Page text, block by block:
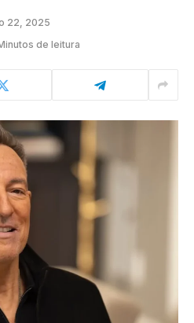
22, 2025
de leitura